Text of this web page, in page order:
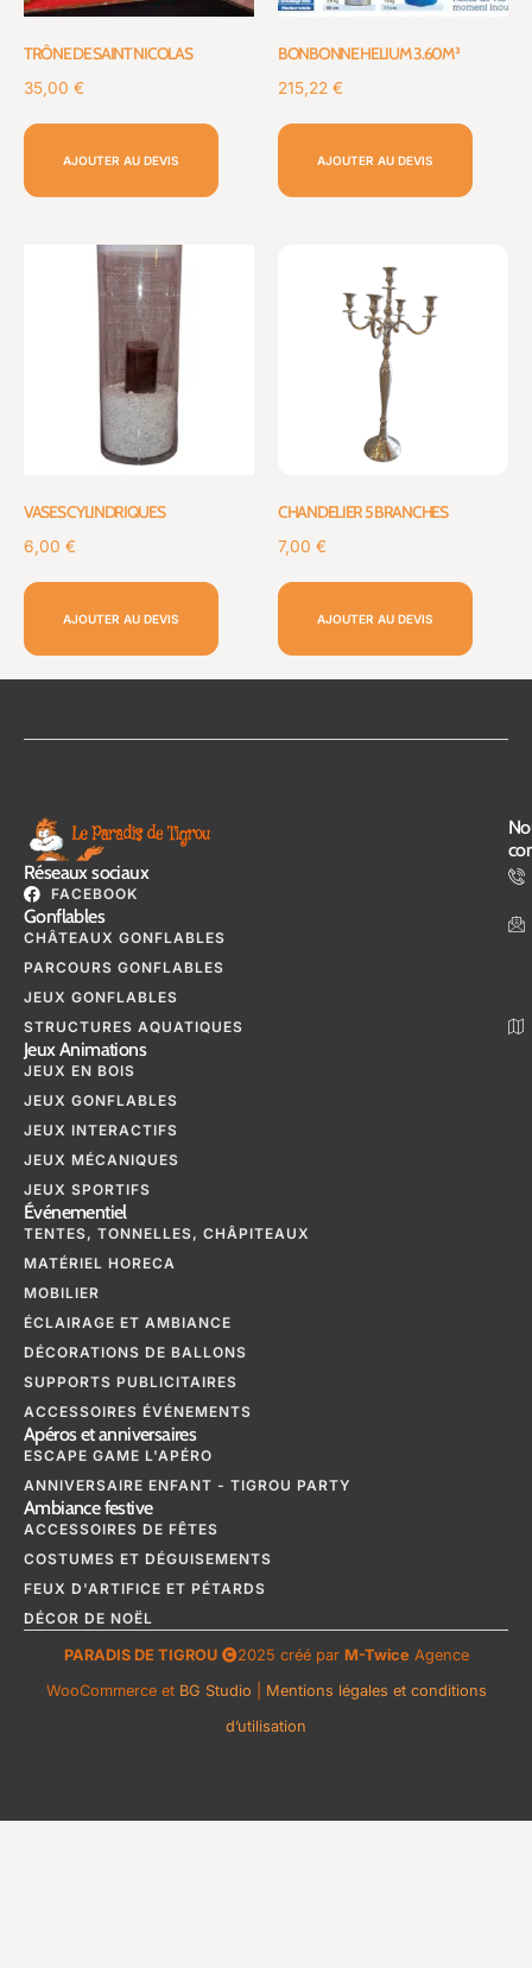
TRÔNE DE SAINT NICOLAS
35,00 €
AJOUTER AU DEVIS
BONBONNE HELIUM 3.60M³
215,22 €
AJOUTER AU DEVIS
VASES CYLINDRIQUES
6,00 €
AJOUTER AU DEVIS
CHANDELIER 5 BRANCHES
7,00 €
AJOUTER AU DEVIS
Réseaux sociaux
FACEBOOK
Gonflables
CHÂTEAUX GONFLABLES
PARCOURS GONFLABLES
JEUX GONFLABLES
STRUCTURES AQUATIQUES
Jeux Animations
JEUX EN BOIS
JEUX GONFLABLES
JEUX INTERACTIFS
JEUX MÉCANIQUES
JEUX SPORTIFS
Événementiel
TENTES, TONNELLES, CHÂPITEAUX
MATÉRIEL HORECA
MOBILIER
ÉCLAIRAGE ET AMBIANCE
DÉCORATIONS DE BALLONS
SUPPORTS PUBLICITAIRES
ACCESSOIRES ÉVÉNEMENTS
Apéros et anniversaires
ESCAPE GAME L'APÉRO
ANNIVERSAIRE ENFANT - TIGROU PARTY
Ambiance festive
ACCESSOIRES DE FÊTES
COSTUMES ET DÉGUISEMENTS
FEUX D'ARTIFICE ET PÉTARDS
DÉCOR DE NOËL
PARADIS DE TIGROU 2025 créé par M-Twice Agence
WooCommerce et BG Studio
Mentions légales et conditions
d’utilisation